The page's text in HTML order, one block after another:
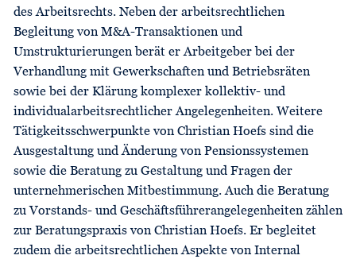
des Arbeitsrechts. Neben der arbeitsrechtlichen
Begleitung von M&A-Transaktionen und
Umstrukturierungen berät er Arbeitgeber bei der
Verhandlung mit Gewerkschaften und Betriebsräten
sowie bei der Klärung komplexer kollektiv- und
individualarbeitsrechtlicher Angelegenheiten. Weitere
Tätig­keitsschwerpunkte von Christian Hoefs sind die
Ausgestaltung und Änderung von Pensionssystemen
sowie die Beratung zu Gestaltung und Fragen der
unternehmerischen Mitbestim­mung. Auch die Beratung
zu Vorstands- und Geschäftsführer­angelegenheiten zählen
zur Beratungspraxis von Christian Hoefs. Er begleitet
zudem die arbeitsrechtlichen Aspekte von Internal